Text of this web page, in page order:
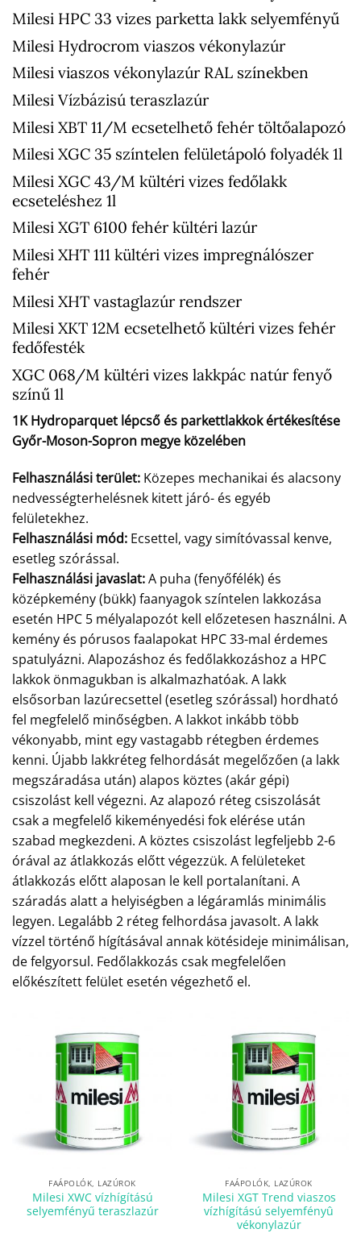
Milesi HPC 33 vizes parketta lakk selyemfényű
Milesi Hydrocrom viaszos vékonylazúr
Milesi viaszos vékonylazúr RAL színekben
Milesi Vízbázisú teraszlazúr
Milesi XBT 11/M ecsetelhető fehér töltőalapozó
Milesi XGC 35 színtelen felületápoló folyadék 1l
Milesi XGC 43/M kültéri vizes fedőlakk
ecseteléshez 1l
Milesi XGT 6100 fehér kültéri lazúr
Milesi XHT 111 kültéri vizes impregnálószer
fehér
Milesi XHT vastaglazúr rendszer
Milesi XKT 12M ecsetelhető kültéri vizes fehér
fedőfesték
XGC 068/M kültéri vizes lakkpác natúr fenyő
színű 1l
1K Hydroparquet lépcső és parkettlakkok értékesítése
Győr-Moson-Sopron megye közelében
Felhasználási terület: Közepes mechanikai és alacsony
nedvességterhelésnek kitett járó- és egyéb
felületekhez.
Felhasználási mód: Ecsettel, vagy simítóvassal kenve,
esetleg szórással.
Felhasználási javaslat:A puha (fenyőfélék) és
középkemény (bükk) faanyagok színtelen lakkozása
esetén HPC 5 mélyalapozót kell előzetesen használni. A
kemény és pórusos faalapokat HPC 33-mal érdemes
spatulyázni. Alapozáshoz és fedőlakkozáshoz a HPC
lakkok önmagukban is alkalmazhatóak. A lakk
elsősorban lazúrecsettel (esetleg szórással) hordható
fel megfelelő minőségben. A lakkot inkább több
vékonyabb, mint egy vastagabb rétegben érdemes
kenni. Újabb lakkréteg felhordását megelőzően (a lakk
megszáradása után) alapos köztes (akár gépi)
csiszolást kell végezni. Az alapozó réteg csiszolását
csak a megfelelő kikeményedési fok elérése után
szabad megkezdeni. A köztes csiszolást legfeljebb 2-6
órával az átlakkozás előtt végezzük. A felületeket
átlakkozás előtt alaposan le kell portalanítani. A
száradás alatt a helyiségben a légáramlás minimális
legyen. Legalább 2 réteg felhordása javasolt. A lakk
vízzel történő hígításával annak kötésideje minimálisan,
de felgyorsul. Fedőlakkozás csak megfelelően
előkészített felület esetén végezhető el.
FAÁPOLÓK, LAZÚROK
Milesi XWC vízhígítású
selyemfényű teraszlazúr
FAÁPOLÓK, LAZÚROK
Milesi XGT Trend viaszos
vízhígítású selyemfényû
vékonylazúr